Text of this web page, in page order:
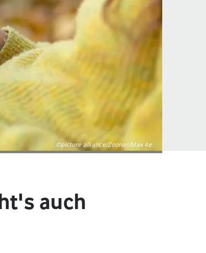
©picture alliance/Zoonar/Max 4e
auch